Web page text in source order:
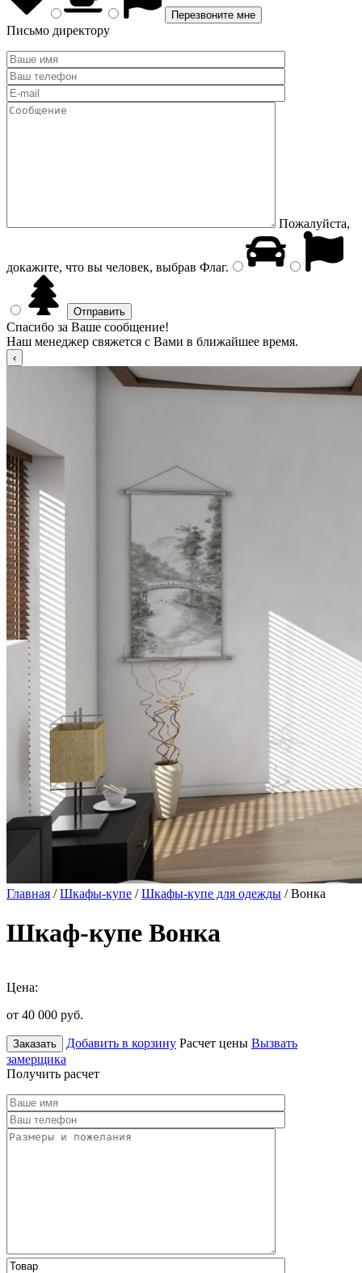
Письмо директору
Пожалуйста,
докажите, что вы человек, выбрав Флаг.
Спасибо за Ваше сообщение!
Наш менеджер свяжется с Вами в ближайшее время.
Главная /Шкафы-купе /Шкафы-купе для одежды / Вонка
Шкаф-купе Вонка
Цена:
от 40 000 руб.
Заказать Добавить в корзину Расчет цены Вызвать
замерщика
Получить расчет